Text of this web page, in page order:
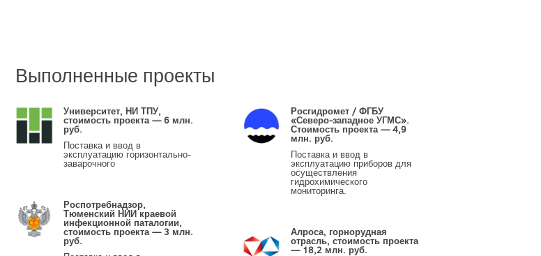
Выполненные проекты
Университет, НИ ТПУ,
стоимость проекта — 6 млн.
руб.
Поставка и ввод в
эксплуатацию горизонтально-
заварочного
Роспотребнадзор,
Тюменский НИИ краевой
инфекционной паталогии,
стоимость проекта — 3 млн.
руб.
Росгидромет / ФГБУ
«Северо-западное УГМС».
Стоимость проекта — 4,9
млн. руб.
Поставка и ввод в
эксплуатацию приборов для
осуществления
гидрохимического
мониторинга.
Алроса, горнорудная
отрасль, стоимость проекта
— 18,2 млн. руб.